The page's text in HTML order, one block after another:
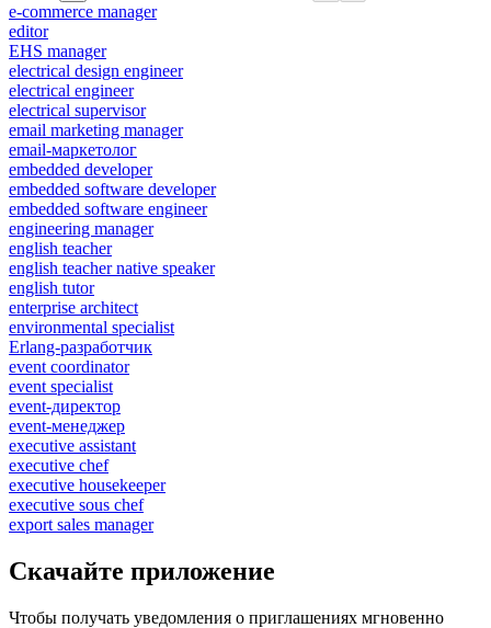
e-commerce manager
editor
EHS manager
electrical design engineer
electrical engineer
electrical supervisor
email marketing manager
email-маркетолог
embedded developer
embedded software developer
embedded software engineer
engineering manager
english teacher
english teacher native speaker
english tutor
enterprise architect
environmental specialist
Erlang-разработчик
event coordinator
event specialist
event-директор
event-менеджер
executive assistant
executive chef
executive housekeeper
executive sous chef
export sales manager
Скачайте приложение
Чтобы получать уведомления о приглашениях мгновенно